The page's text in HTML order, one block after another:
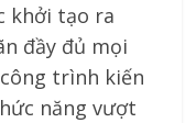
khởi tạo ra
đầy đủ mọi
trình kiến
năng vượt